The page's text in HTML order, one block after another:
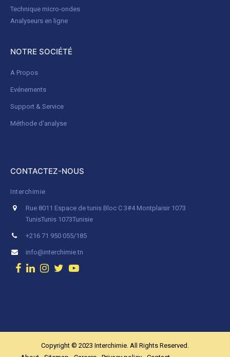
Technique micro-ondes
Analyseurs en ligne
NOTRE SOCIÉTÉ
A Propos
Evénements
Support & Service
Méthode d'analyse
CONTACTEZ-NOUS
Interchimie
Rue 8011 Espace de tunis Bloc C 3#4 Montplaisir 1073
TunisTunis 1073Tunisie
+216 71 950 055/185
info@interchimie.tn
Copyright © 2023 Interchimie. All Rights Reserved.